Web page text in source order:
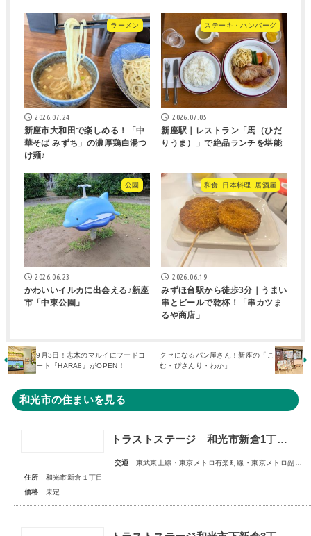
ラーメン
2026.07.24
新座市大和田で楽しめる！「中
華そば みずち」の濃厚鶏白湯つ
け麺♪
ステーキ・ハンバーグ
2026.07.05
新座駅｜レストラン「馬（ひだ
りうま）」で絶品ランチを堪能
公園
2026.06.23
かわいいイルカに出会える♪新座
市「中東公園」
和食･日本料理･居酒屋
2026.06.19
みずほ台駅から徒歩3分｜うまい
串とビールで乾杯！「串カツま
るや商店」
9月3日！志木のマルイにフードコ
ート『HARA8』がOPEN！
クセになるパン屋さん！新座の「こ
む・ぴさんり・わか」
和光市の住まいを見る
トラストステージ 和光市新倉1丁目17期 全5区画■第1期分譲 販売予告■
交通
東武東上線・東京メトロ有楽町線・東京メトロ副都心線「和光市」駅 徒歩14～15分
住所
和光市新倉１丁目
価格
未定